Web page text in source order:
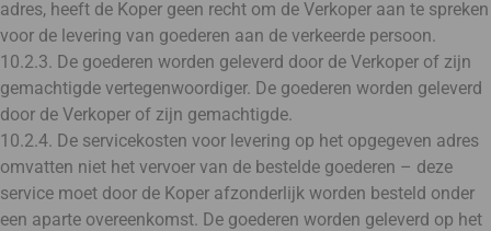
adres, heeft de Koper geen recht om de Verkoper aan te spreken
voor de levering van goederen aan de verkeerde persoon.
10.2.3. De goederen worden geleverd door de Verkoper of zijn
gemachtigde vertegenwoordiger. De goederen worden geleverd
door de Verkoper of zijn gemachtigde.
10.2.4. De servicekosten voor levering op het opgegeven adres
omvatten niet het vervoer van de bestelde goederen – deze
service moet door de Koper afzonderlijk worden besteld onder
een aparte overeenkomst. De goederen worden geleverd op het